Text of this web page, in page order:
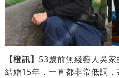
【橙訊】 53歲前無綫藝人吳
結婚15年，一直都非常低調